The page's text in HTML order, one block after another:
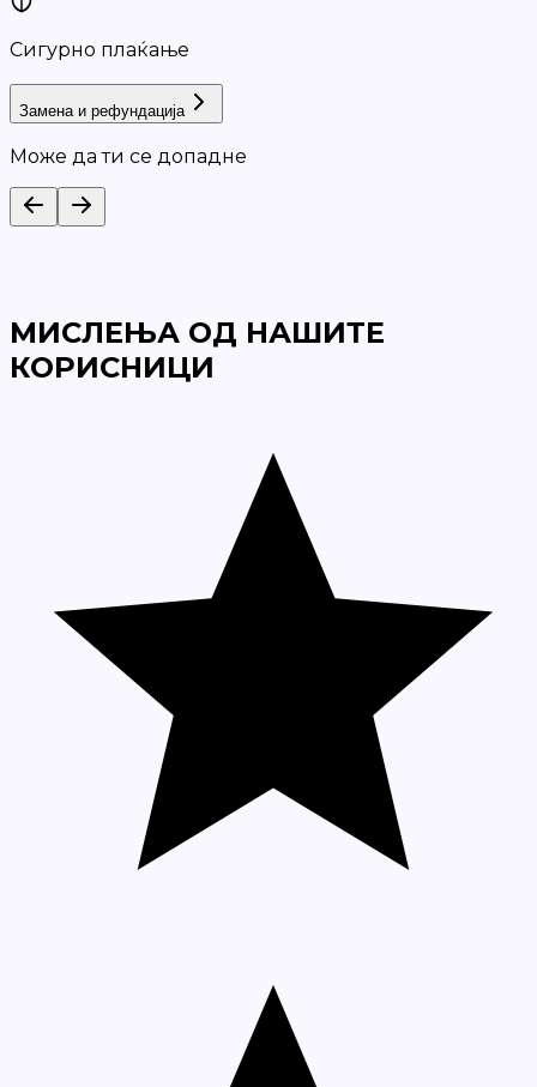
Сигурно плаќање
Замена и рефундација
Може да ти се допадне
МИСЛЕЊА ОД НАШИТЕ
КОРИСНИЦИ